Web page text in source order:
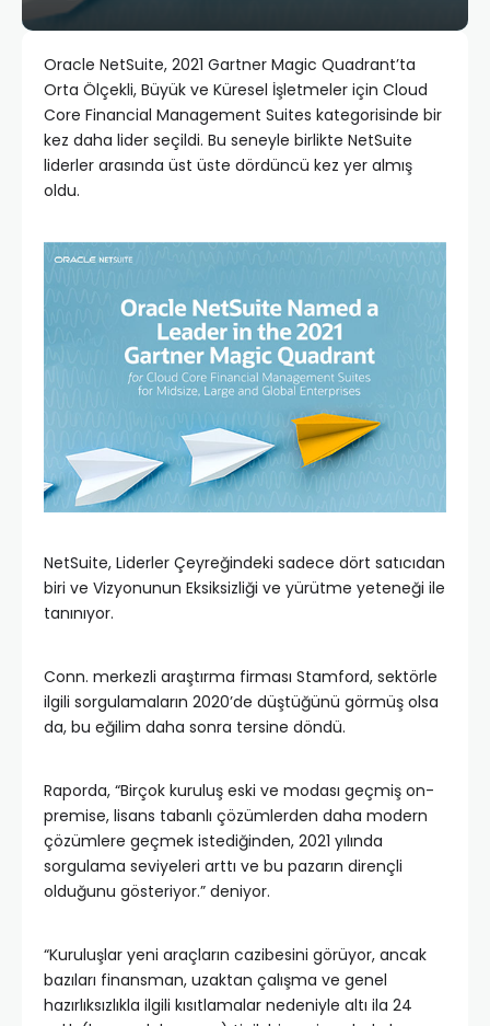
Oracle NetSuite, 2021 Gartner Magic Quadrant’ta
Orta Ölçekli, Büyük ve Küresel İşletmeler için Cloud
Core Financial Management Suites kategorisinde bir
kez daha lider seçildi. Bu seneyle birlikte NetSuite
liderler arasında üst üste dördüncü kez yer almış
oldu.
NetSuite, Liderler Çeyreğindeki sadece dört satıcıdan
biri ve Vizyonunun Eksiksizliği ve yürütme yeteneği ile
tanınıyor.
Conn. merkezli araştırma firması Stamford, sektörle
ilgili sorgulamaların 2020’de düştüğünü görmüş olsa
da, bu eğilim daha sonra tersine döndü.
Raporda, “Birçok kuruluş eski ve modası geçmiş on-
premise, lisans tabanlı çözümlerden daha modern
çözümlere geçmek istediğinden, 2021 yılında
sorgulama seviyeleri arttı ve bu pazarın dirençli
olduğunu gösteriyor.” deniyor.
“Kuruluşlar yeni araçların cazibesini görüyor, ancak
bazıları finansman, uzaktan çalışma ve genel
hazırlıksızlıkla ilgili kısıtlamalar nedeniyle altı ila 24